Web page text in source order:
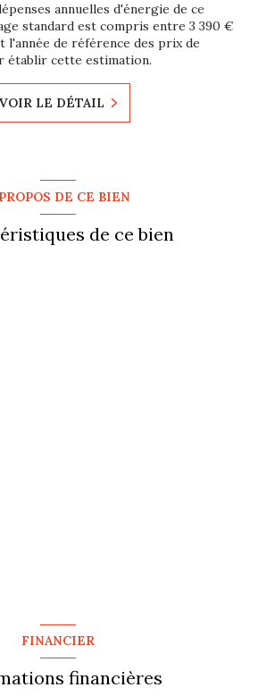
annuelles d'énergie de ce
standard est compris entre 3 390 €
l'année de référence des prix de
établir cette estimation.
VOIR LE DÉTAIL
DE CE BIEN
de ce bien
FINANCIER
financières